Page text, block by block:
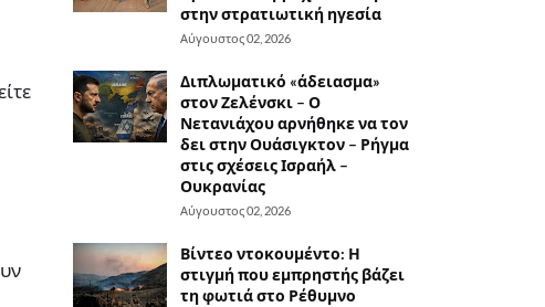
στην στρατιωτική ηγεσία
Αύγουστος 02, 2026
Διπλωματικό «άδειασμα»
στον Ζελένσκι – Ο
Νετανιάχου αρνήθηκε να τον
δει στην Ουάσιγκτον – Ρήγμα
στις σχέσεις Ισραήλ –
Ουκρανίας
Αύγουστος 02, 2026
Βίντεο ντοκουμέντο: Η
στιγμή που εμπρηστής βάζει
τη φωτιά στο Ρέθυμνο